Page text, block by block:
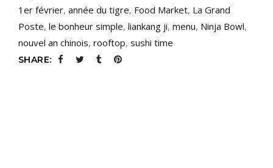
1er février, année du tigre, Food Market, La Grand
Poste, le bonheur simple, liankang ji, menu, Ninja Bowl,
nouvel an chinois, rooftop, sushi time
SHARE: